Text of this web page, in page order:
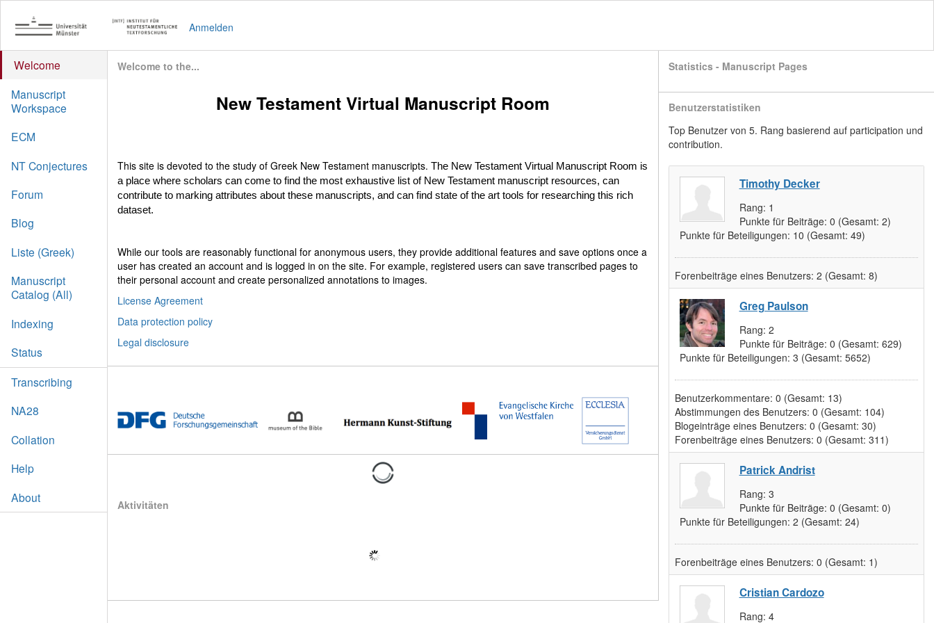
Anmelden
Welcome
Manuscript
Workspace
ECM
NT Conjectures
Forum
Blog
Liste (Greek)
Manuscript
Catalog (All)
Indexing
Status
Transcribing
NA28
Collation
Help
About
Welcome to the...
New Testament Virtual Manuscript Room
This site is devoted to the study of Greek New Testament manuscripts. The New Testament Virtual Manuscript Room is
a place where scholars can come to find the most exhaustive list of New Testament manuscript resources, can
contribute to marking attributes about these manuscripts, and can find state of the art tools for researching this rich
dataset.
While our tools are reasonably functional for anonymous users, they provide additional features and save options once a
user has created an account and is logged in on the site. For example, registered users can save transcribed pages to
their personal account and create personalized annotations to images.
License Agreement
Data protection policy
Legal disclosure
Aktivitäten
Statistics - Manuscript Pages
Benutzerstatistiken
Top Benutzer von 5. Rang basierend auf participation und
contribution.
Timothy Decker
Rang: 1
Punkte für Beiträge: 0 (Gesamt: 2)
Punkte für Beteiligungen: 10 (Gesamt: 49)
Forenbeiträge eines Benutzers: 2 (Gesamt: 8)
Greg Paulson
Rang: 2
Punkte für Beiträge: 0 (Gesamt: 629)
Punkte für Beteiligungen: 3 (Gesamt: 5652)
Benutzerkommentare: 0 (Gesamt: 13)
Abstimmungen des Benutzers: 0 (Gesamt: 104)
Blogeinträge eines Benutzers: 0 (Gesamt: 30)
Forenbeiträge eines Benutzers: 0 (Gesamt: 311)
Patrick Andrist
Rang: 3
Punkte für Beiträge: 0 (Gesamt: 0)
Punkte für Beteiligungen: 2 (Gesamt: 24)
Forenbeiträge eines Benutzers: 0 (Gesamt: 1)
Cristian Cardozo
Rang: 4